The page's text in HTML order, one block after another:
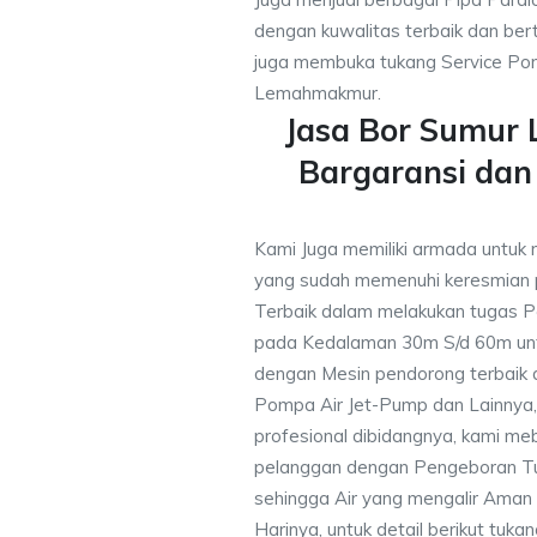
dengan kuwalitas terbaik dan
juga membuka tukang Service
Lemahmakmur.
Jasa Bor
Bargaransi dan
Kami Juga memiliki armada untuk
yang sudah memenuhi
Terbaik dalam melakukan tugas
pada Kedalaman 30m S/d 60m
dengan Mesin pendorong
Pompa Air Jet-Pump dan
profesional dibidangnya, kami
pelanggan dengan Pengeboran
sehingga Air yang mengalir
Harinya, untuk detail berikut